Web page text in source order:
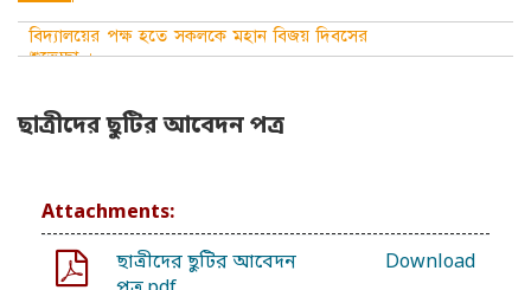
বিদ্যালয়ের পক্ষ হতে সকলকে মহান বিজয় দিবসের
শুভেচ্ছা ।
ছাত্রীদের ছুটির আবেদন পত্র
Attachments:
ছাত্রীদের ছুটির আবেদন
Download